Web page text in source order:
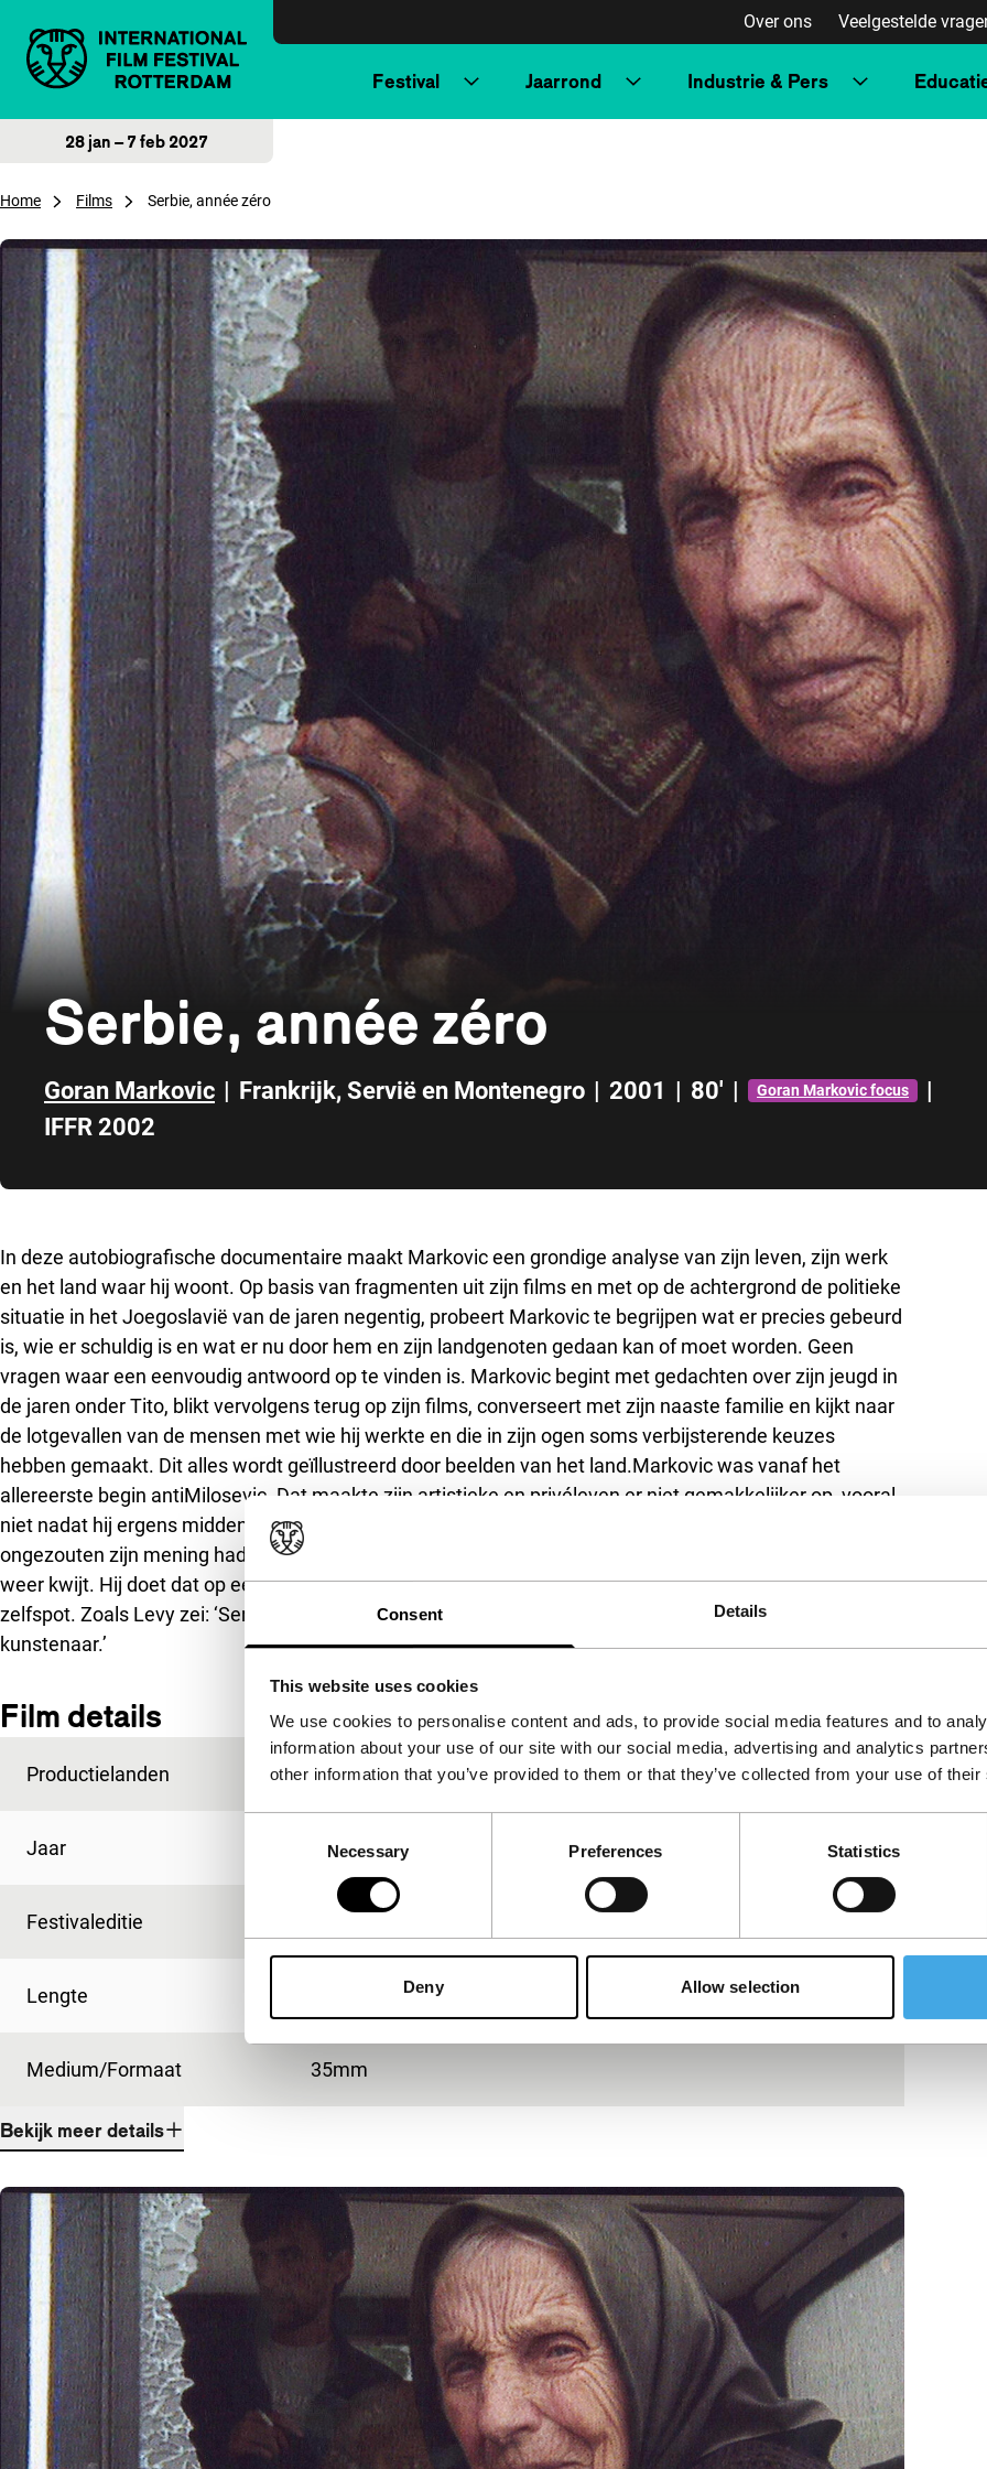
Consent Details
This website uses cookies
We use cookies to personalise content and ads, to provide social media features and to
information about your use of our site with our social media, advertising and analytics
other information that you’ve provided to them or that they’ve collected from your use of
Necessary Preferences Statistics
Deny Allow selection
Over ons Veelgestelde
Festival Jaarrond Industrie & Pers
28 jan – 7 feb 2027
Home Films Serbie, année zéro
Serbie, année zéro
Goran Markovic | Frankrijk, Servië en Montenegro | 2001 | 80' | Goran Markovic focus
|
IFFR 2002
In deze autobiografische documentaire maakt Markovic een grondige analyse van zijn leven, zijn werk
en het land waar hij woont. Op basis van fragmenten uit zijn films en met op de achtergrond de politieke
situatie in het Joegoslavië van de jaren negentig, probeert Markovic te begrijpen wat er precies gebeurd
is, wie er schuldig is en wat er nu door hem en zijn landgenoten gedaan kan of moet worden. Geen
vragen waar een eenvoudig antwoord op te vinden is. Markovic begint met gedachten over zijn jeugd in
de jaren onder Tito, blikt vervolgens terug op zijn films, converseert met zijn naaste familie en kijkt naar
de lotgevallen van de mensen met wie hij werkte en die in zijn ogen soms verbijsterende keuzes
hebben gemaakt. Dit alles wordt geïllustreerd door beelden van het land.Markovic was vanaf het
allereerste begin antiMilosevic. Dat maakte zijn artistieke en privéleven er niet gemakkelijker op, vooral
niet nadat hij ergens midden jaren negentig op een bijeenkomst met Bernard Henri Levy in Parijs
ongezouten zijn mening had gegeven. Nu het land bevrijd is van de duivel, kan hij zijn verhaal eindelijk
weer kwijt. Hij doet dat op een persoonlijke, kunstzinnige manier, maar is ddarbij ook komisch en vol
zelfspot. Zoals Levy zei: ‘Serbia, Year Zero is een politiek gebaar, maar het is ook het werk van een groot
kunstenaar.’
Film details
Productielanden Frankrijk,Servië en Montenegro
Jaar 2001
Festivaleditie
Lengte
Medium/Formaat 35mm
Bekijk meer details